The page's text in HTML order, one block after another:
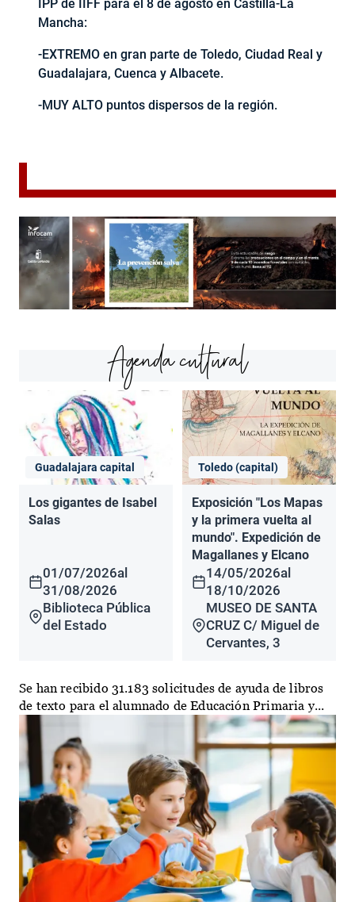
IPP de IIFF para el 8 de agosto en Castilla-La
Mancha:
-EXTREMO en gran parte de Toledo, Ciudad Real y
Guadalajara, Cuenca y Albacete.
-MUY ALTO puntos dispersos de la región.
Agenda cultural
Guadalajara capital
Los gigantes de Isabel
Salas
01/07/2026al
31/08/2026
Biblioteca Pública
del Estado
Toledo (capital)
Exposición "Los Mapas
y la primera vuelta al
mundo". Expedición de
Magallanes y Elcano
14/05/2026al
18/10/2026
MUSEO DE SANTA
CRUZ C/ Miguel de
Cervantes, 3
Se han recibido 31.183 solicitudes de ayuda de libros
de texto para el alumnado de Educación Primaria y...